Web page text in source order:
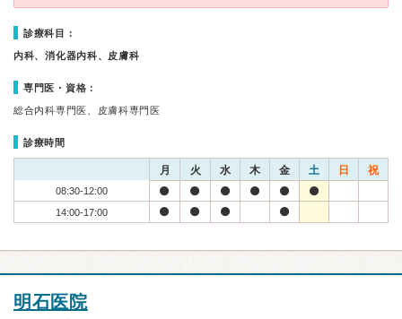
診療科目：
内科、消化器内科、皮膚科
専門医・資格：
総合内科専門医、皮膚科専門医
診療時間
月 火 水 木 金 土 日 祝
08:30-12:00
14:00-17:00
明石医院